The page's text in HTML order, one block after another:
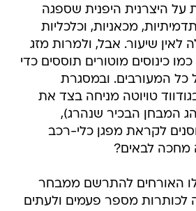
היצרנית היפנית שספגה
מכאניות, וכלכליות
לאין שיעור. אבל, ולמרות מזג
כינוסים מוטורים תוססים כדי
המעורבים. ובמסגרת
טויוטה מניחה בצד את
המבחן הבכיר שנהרג),
לקראת מפגן כלי-רכב
מחכה לבאים?
האורחים להתרשם ממבחר
לכותרות מספר פעמים ולעתים